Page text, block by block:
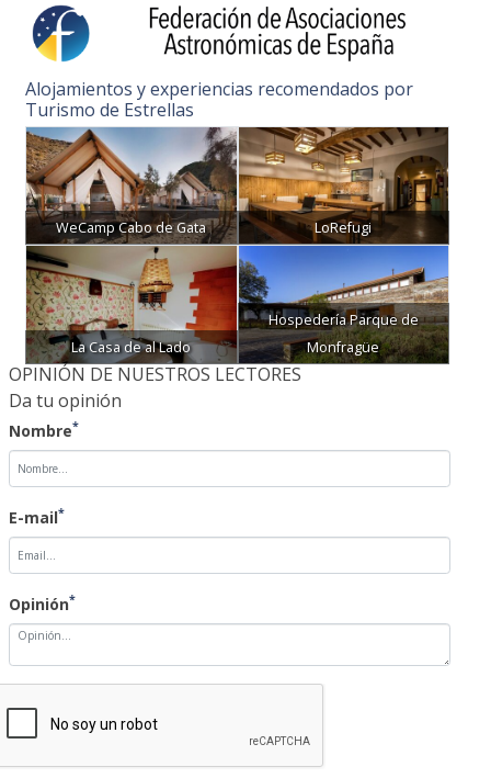
Alojamientos y experiencias recomendados por
Turismo de Estrellas
WeCamp Cabo de Gata LoRefugi
La Casa de al Lado
Hospedería Parque de
Monfragüe
OPINIÓN DE NUESTROS LECTORES
Da tu opinión
Nombre*
E-mail*
Opinión*